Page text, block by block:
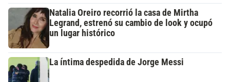
Natalia Oreiro recorrió la casa de Mirtha
Legrand, estrenó su cambio de look y ocupó
un lugar histórico
La íntima despedida de Jorge Messi